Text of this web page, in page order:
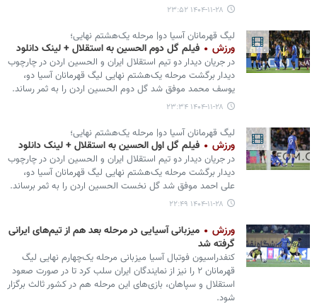
۱۴۰۴-۱۱-۲۸ ۲۳:۵۲
لیگ قهرمانان آسیا دو| مرحله یک‌هشتم نهایی؛
ورزش فیلم گل دوم الحسین به استقلال + لینک دانلود
در جریان دیدار دو تیم استقلال ایران و الحسین اردن در چارچوب
دیدار برگشت مرحله یک‌هشتم نهایی لیگ قهرمانان آسیا دو،
یوسف محمد موفق شد گل دوم الحسین اردن را به ثمر رساند.
۱۴۰۴-۱۱-۲۸ ۲۳:۳۴
لیگ قهرمانان آسیا دو| مرحله یک‌هشتم نهایی؛
ورزش فیلم گل اول الحسین به استقلال + لینک دانلود
در جریان دیدار دو تیم استقلال ایران و الحسین اردن در چارچوب
دیدار برگشت مرحله یک‌هشتم نهایی لیگ قهرمانان آسیا دو،
علی احمد موفق شد گل نخست الحسین اردن را به ثمر برساند.
۱۴۰۴-۱۱-۲۸ ۲۲:۴۹
ورزش
میزبانی آسیایی در مرحله بعد هم از تیم‌های ایرانی
گرفته شد
کنفدراسیون فوتبال آسیا میزبانی مرحله یک‌چهارم نهایی لیگ
قهرمانان ۲ را نیز از نمایندگان ایران سلب کرد تا در صورت صعود
استقلال و سپاهان، بازی‌های این مرحله هم در کشور ثالث برگزار
شود.